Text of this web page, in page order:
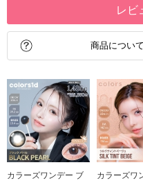
レビ
商品につい
カラーズワンデー ブ
カラーズワ